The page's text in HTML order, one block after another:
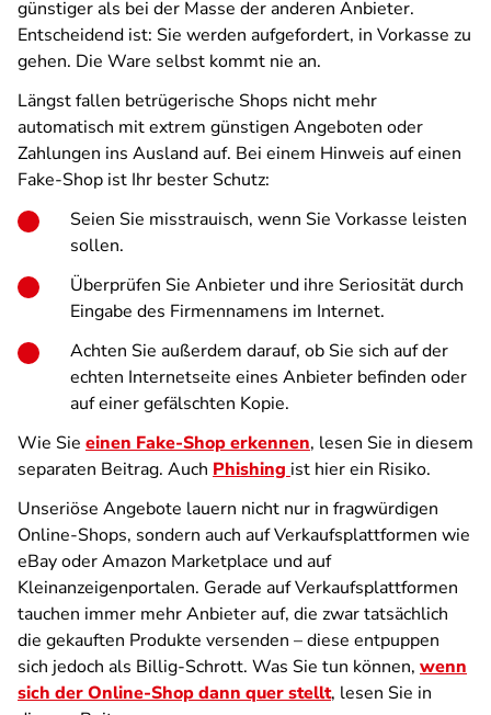
günstiger als bei der Masse der anderen Anbieter.
Entscheidend ist: Sie werden aufgefordert, in Vorkasse zu
gehen. Die Ware selbst kommt nie an.
Längst fallen betrügerische Shops nicht mehr
automatisch mit extrem günstigen Angeboten oder
Zahlungen ins Ausland auf. Bei einem Hinweis auf einen
Fake-Shop ist Ihr bester Schutz:
Seien Sie misstrauisch, wenn Sie Vorkasse leisten
sollen.
Überprüfen Sie Anbieter und ihre Seriosität durch
Eingabe des Firmennamens im Internet.
Achten Sie außerdem darauf, ob Sie sich auf der
echten Internetseite eines Anbieter befinden oder
auf einer gefälschten Kopie.
Wie Sie einen Fake-Shop erkennen, lesen Sie in diesem
separaten Beitrag. Auch Phishing ist hier ein Risiko.
Unseriöse Angebote lauern nicht nur in fragwürdigen
Online-Shops, sondern auch auf Verkaufsplattformen wie
eBay oder Amazon Marketplace und auf
Kleinanzeigenportalen. Gerade auf Verkaufsplattformen
tauchen immer mehr Anbieter auf, die zwar tatsächlich
die gekauften Produkte versenden – diese entpuppen
sich jedoch als Billig-Schrott. Was Sie tun können, wenn
sich der Online-Shop dann quer stellt, lesen Sie in